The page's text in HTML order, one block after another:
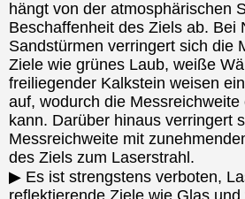
hängt von der atmosphärischen
Beschaffenheit des Ziels ab. Bei
Sandstürmen verringert sich die
Ziele wie grünes Laub, weiße
freiliegender Kalkstein weisen
auf, wodurch die Messreichweite
kann. Darüber hinaus verringert
Messreichweite mit
des Ziels zum Laserstrahl.
▶ Es ist strengstens verboten,